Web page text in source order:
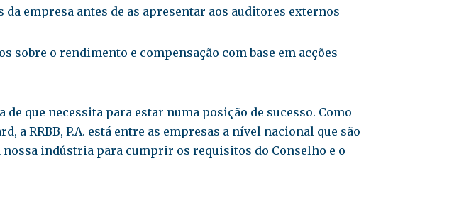
empresa antes de as apresentar aos auditores externos
o rendimento e compensação com base em acções
que necessita para estar numa posição de sucesso. Como
a RRBB, P.A. está entre as empresas a nível nacional que são
indústria para cumprir os requisitos do Conselho e o